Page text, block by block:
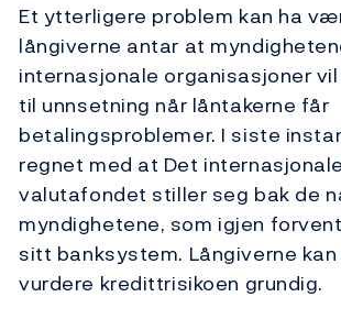
Et ytterligere problem kan ha
långiverne antar at
internasjonale organisasjoner
til unnsetning når låntakerne får
betalingsproblemer. I siste
regnet med at Det internasjonale
valutafondet stiller seg bak de
myndighetene, som igjen
sitt banksystem. Långiverne
vurdere kredittrisikoen grundig.